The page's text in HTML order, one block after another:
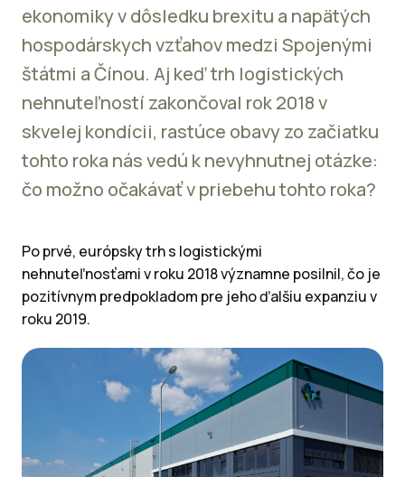
ekonomiky v dôsledku brexitu a napätých
hospodárskych vzťahov medzi Spojenými
štátmi a Čínou. Aj keď trh logistických
nehnuteľností zakončoval rok 2018 v
skvelej kondícii, rastúce obavy zo začiatku
tohto roka nás vedú k nevyhnutnej otázke:
čo možno očakávať v priebehu tohto roka?
Po prvé, európsky trh s logistickými
nehnuteľnosťami v roku 2018 významne posilnil, čo je
pozitívnym predpokladom pre jeho ďalšiu expanziu v
roku 2019.